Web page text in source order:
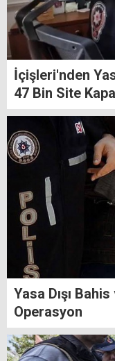
İçişleri'nden
47 Bin Site
Yasa Dışı
Operasyon